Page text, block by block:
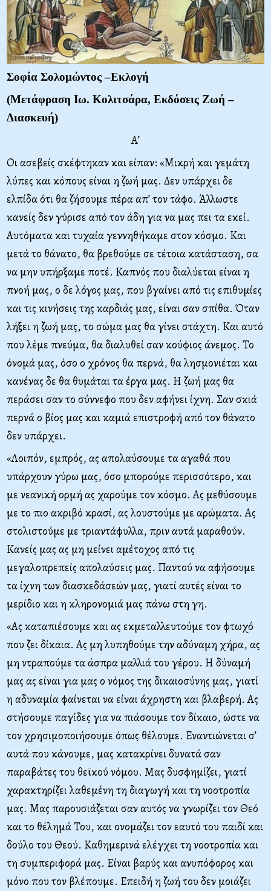
Σοφία Σολομώντος –Εκλογή
(Μετάφραση Ιω. Κολιτσάρα, Εκδόσεις Ζωή –
Διασκευή)
Α’
Οι ασεβείς σκέφτηκαν και είπαν: «Μικρή και γεμάτη
λύπες και κόπους είναι η ζωή μας. Δεν υπάρχει δε
ελπίδα ότι θα ζήσουμε πέρα απ’ τον τάφο. Άλλωστε
κανείς δεν γύρισε από τον άδη για να μας πει τα εκεί.
Αυτόματα και τυχαία γεννηθήκαμε στον κόσμο. Και
μετά το θάνατο, θα βρεθούμε σε τέτοια κατάσταση, σα
να μην υπήρξαμε ποτέ. Καπνός που διαλύεται είναι η
πνοή μας, ο δε λόγος μας, που βγαίνει από τις επιθυμίες
και τις κινήσεις της καρδιάς μας, είναι σαν σπίθα. Όταν
λήξει η ζωή μας, το σώμα μας θα γίνει στάχτη. Και αυτό
που λέμε πνεύμα, θα διαλυθεί σαν κούφιος άνεμος. Το
όνομά μας, όσο ο χρόνος θα περνά, θα λησμονιέται και
κανένας δε θα θυμάται τα έργα μας. Η ζωή μας θα
περάσει σαν το σύννεφο που δεν αφήνει ίχνη. Σαν σκιά
περνά ο βίος μας και καμιά επιστροφή από τον θάνατο
δεν υπάρχει.
«Λοιπόν, εμπρός, ας απολαύσουμε τα αγαθά που
υπάρχουν γύρω μας, όσο μπορούμε περισσότερο, και
με νεανική ορμή ας χαρούμε τον κόσμο. Ας μεθύσουμε
με το πιο ακριβό κρασί, ας λουστούμε με αρώματα. Ας
στολιστούμε με τριαντάφυλλα, πριν αυτά μαραθούν.
Κανείς μας ας μη μείνει αμέτοχος από τις
μεγαλοπρεπείς απολαύσεις μας. Παντού να αφήσουμε
τα ίχνη των διασκεδάσεών μας, γιατί αυτές είναι το
μερίδιο και η κληρονομιά μας πάνω στη γη.
«Ας καταπιέσουμε και ας εκμεταλλευτούμε τον φτωχό
που ζει δίκαια. Ας μη λυπηθούμε την αδύναμη χήρα, ας
μη ντραπούμε τα άσπρα μαλλιά του γέρου. Η δύναμή
μας ας είναι για μας ο νόμος της δικαιοσύνης μας, γιατί
η αδυναμία φαίνεται να είναι άχρηστη και βλαβερή. Ας
στήσουμε παγίδες για να πιάσουμε τον δίκαιο, ώστε να
τον χρησιμοποιήσουμε όπως θέλουμε. Εναντιώνεται σ’
αυτά που κάνουμε, μας κατακρίνει δυνατά σαν
παραβάτες του θεϊκού νόμου. Μας δυσφημίζει, γιατί
χαρακτηρίζει λαθεμένη τη διαγωγή και τη νοοτροπία
μας. Μας παρουσιάζεται σαν αυτός να γνωρίζει τον Θεό
και το θέλημά Του, και ονομάζει τον εαυτό του παιδί και
δούλο του Θεού. Καθημερινά ελέγχει τη νοοτροπία και
τη συμπεριφορά μας. Είναι βαρύς και ανυπόφορος και
μόνο που τον βλέπουμε. Επειδή η ζωή του δεν μοιάζει